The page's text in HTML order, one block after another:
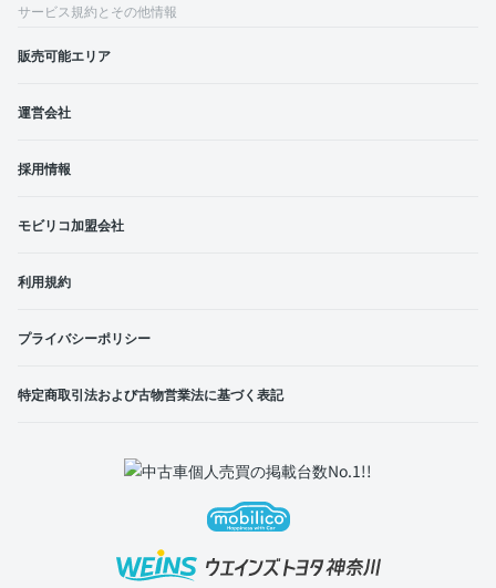
サービス規約とその他情報
販売可能エリア
運営会社
採用情報
モビリコ加盟会社
利用規約
プライバシーポリシー
特定商取引法および古物営業法に基づく表記